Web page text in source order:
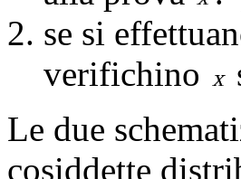
se si
verifichino
Le due
cosiddette